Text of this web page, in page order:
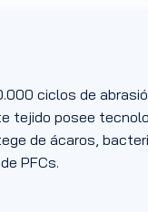
ciclos de
tejido posee
de ácaros,
PFCs.